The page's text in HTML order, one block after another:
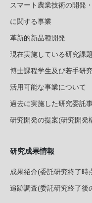
スマート農業技術の開発
に関する事業
革新的新品種開発
現在実施している研究課
博士課程学生及び若手研
活用可能な事業について
過去に実施した研究委託
研究開発の提案(研究開発
研究成果情報
成果紹介(委託研究終了時
追跡調査(委託研究終了後